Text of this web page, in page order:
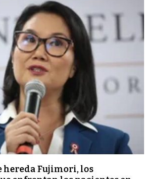
hereda Fujimori, los